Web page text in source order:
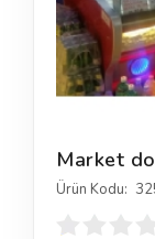
Market
Ürün Kodu: